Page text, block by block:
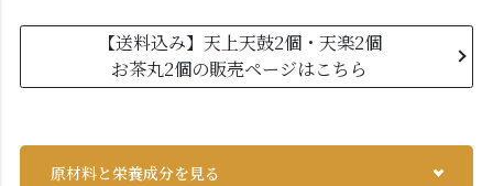
【送料込み】天上天鼓2個・天楽2個
お茶丸2個の販売ページはこちら
原材料と栄養成分を見る